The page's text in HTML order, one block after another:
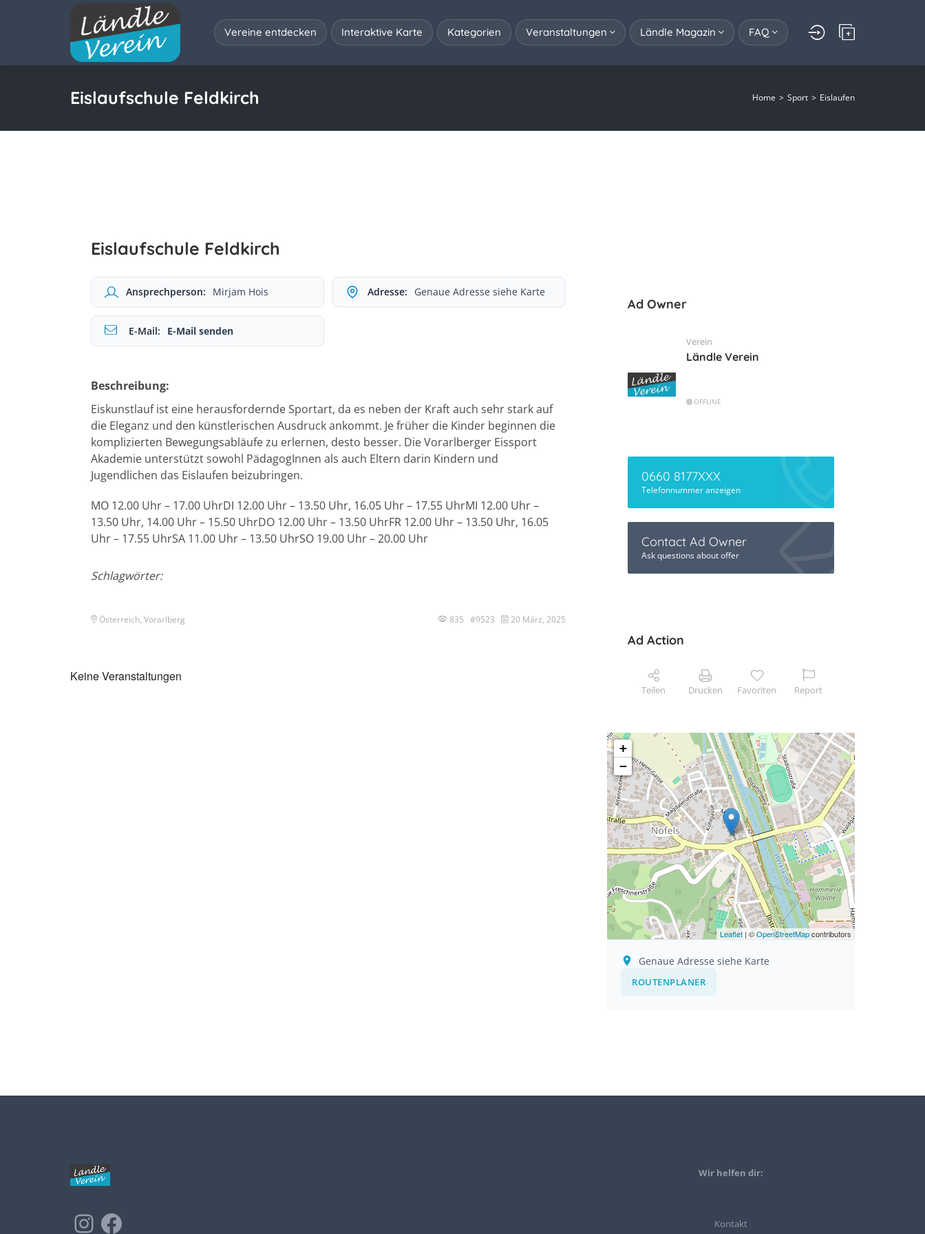
Vereine entdecken Interaktive Karte Kategorien Veranstaltungen Ländle Magazin FAQ
Eislaufschule Feldkirch Home Sport Eislaufen
Eislaufschule Feldkirch
Ansprechperson: Mirjam Hois Adresse: Genaue Adresse siehe Karte
E-Mail: E-Mail senden
Beschreibung:
Eiskunstlauf ist eine herausfordernde Sportart, da es neben der Kraft auch sehr stark auf
die Eleganz und den künstlerischen Ausdruck ankommt. Je früher die Kinder beginnen die
komplizierten Bewegungsabläufe zu erlernen, desto besser. Die Vorarlberger Eissport
Akademie unterstützt sowohl PädagogInnen als auch Eltern darin Kindern und
Jugendlichen das Eislaufen beizubringen.
MO 12.00 Uhr – 17.00 UhrDI 12.00 Uhr – 13.50 Uhr, 16.05 Uhr – 17.55 UhrMI 12.00 Uhr –
13.50 Uhr, 14.00 Uhr – 15.50 UhrDO 12.00 Uhr – 13.50 UhrFR 12.00 Uhr – 13.50 Uhr, 16.05
Uhr – 17.55 UhrSA 11.00 Uhr – 13.50 UhrSO 19.00 Uhr – 20.00 Uhr
Schlagwörter:
Österreich, Vorarlberg 835 #9523 20 März, 2025
Keine Veranstaltungen
Ad Owner
Verein
Ländle Verein
OFFLINE
0660 8177XXX
Telefonnummer anzeigen
Contact Ad Owner
Ask questions about offer
Ad Action
Teilen Drucken Favoriten Report
+
−
Leaflet | ©OpenStreetMapcontributors
Genaue Adresse siehe Karte
ROUTENPLANER
Wir helfen dir:
Kontakt